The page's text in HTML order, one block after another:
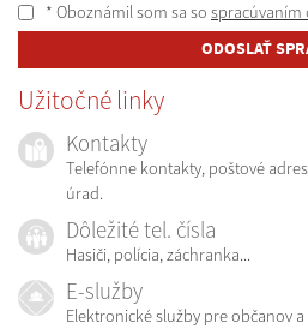
* Oboznámil som sa so spracúvaním
ODOSLAŤ
Užitočné linky
Kontakty
Telefónne kontakty, poštové
úrad.
Dôležité tel. čísla
Hasiči, polícia, záchranka...
E-služby
Elektronické služby pre občanov